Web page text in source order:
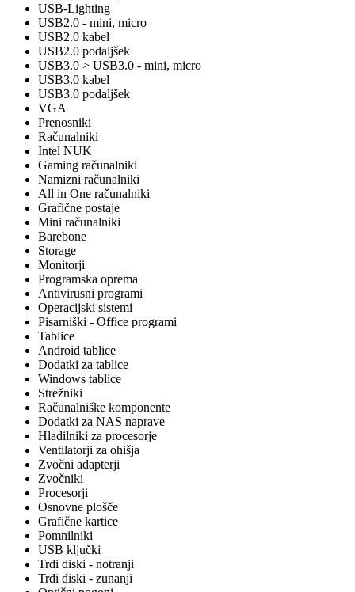
USB-Lighting
USB2.0 - mini, micro
USB2.0 kabel
USB2.0 podaljšek
USB3.0 > USB3.0 - mini, micro
USB3.0 kabel
USB3.0 podaljšek
VGA
Prenosniki
Računalniki
Intel NUK
Gaming računalniki
Namizni računalniki
All in One računalniki
Grafične postaje
Mini računalniki
Barebone
Storage
Monitorji
Programska oprema
Antivirusni programi
Operacijski sistemi
Pisarniški - Office programi
Tablice
Android tablice
Dodatki za tablice
Windows tablice
Strežniki
Računalniške komponente
Dodatki za NAS naprave
Hladilniki za procesorje
Ventilatorji za ohišja
Zvočni adapterji
Zvočniki
Procesorji
Osnovne plošče
Grafične kartice
Pomnilniki
USB ključki
Trdi diski - notranji
Trdi diski - zunanji